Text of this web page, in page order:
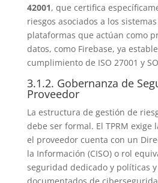
42001, que certifica
riesgos asociados a los
plataformas que actúan como
datos, como Firebase, ya
cumplimiento de ISO 27001 y
3.1.2. Gobernanza de
Proveedor
La estructura de gestión de
debe ser formal. El TPRM exige
el proveedor cuenta con un
la Información (CISO) o rol
seguridad dedicado y políticas